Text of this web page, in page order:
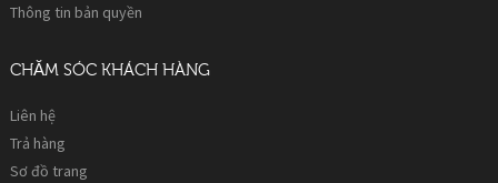
Thông tin bản quyền
CHĂM SÓC KHÁCH HÀNG
Liên hệ
Trả hàng
Sơ đồ trang